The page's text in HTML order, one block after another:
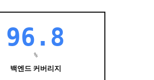
96.8
%
백엔드 커버리지